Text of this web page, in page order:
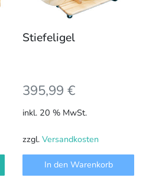
Stiefeligel
395,99 €
inkl. 20 % MwSt.
zzgl. Versandkosten
In den Warenkorb